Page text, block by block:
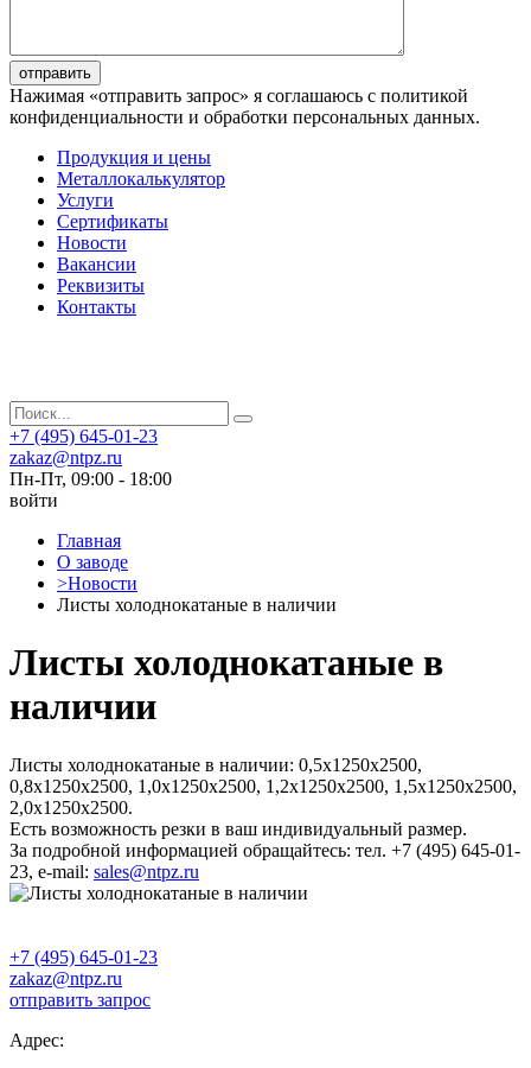
отправить
Нажимая «отправить запрос» я соглашаюсь с политикой
конфиденциальности и обработки персональных данных.
Продукция и цены
Металлокалькулятор
Услуги
Сертификаты
Новости
Вакансии
Реквизиты
Контакты
+7 (495) 645-01-23
zakaz@ntpz.ru
Пн-Пт, 09:00 - 18:00
войти
Главная
О заводе
>Новости
Листы холоднокатаные в наличии
Листы холоднокатаные в
наличии
Листы холоднокатаные в наличии: 0,5х1250х2500,
0,8х1250х2500, 1,0х1250х2500, 1,2х1250х2500, 1,5х1250х2500,
2,0х1250х2500.
Есть возможность резки в ваш индивидуальный размер.
За подробной информацией обращайтесь: тел. +7 (495) 645-01-
23, e-mail: sales@ntpz.ru
+7 (495) 645-01-23
zakaz@ntpz.ru
отправить запрос
Адрес: